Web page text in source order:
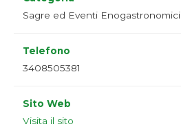
Sagre ed Eventi Enogastronomici
Telefono
3408505381
Sito Web
Visita il sito